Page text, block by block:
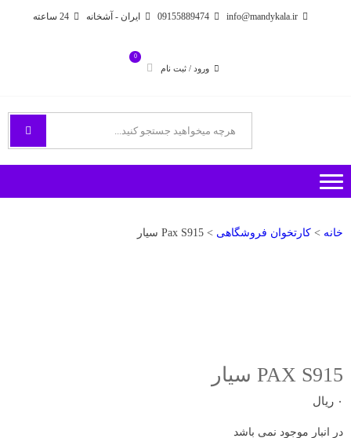
info@mandykala.ir
09155889474 ایران - آشخانه
ورود / ثبت نام
0
فروشگاه اینترنتی مندی
خانه > کارتخوان فروشگاهی > Pax S915 سیار
PAX S915 سیار
۰ ریال
در انبار موجود نمی باشد